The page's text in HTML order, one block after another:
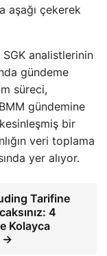
aşağı çekerek
analistlerinin
gündeme
süreci,
gündemine
kesinleşmiş bir
veri toplama
yer alıyor.
Tarifine
4
Kolayca
→